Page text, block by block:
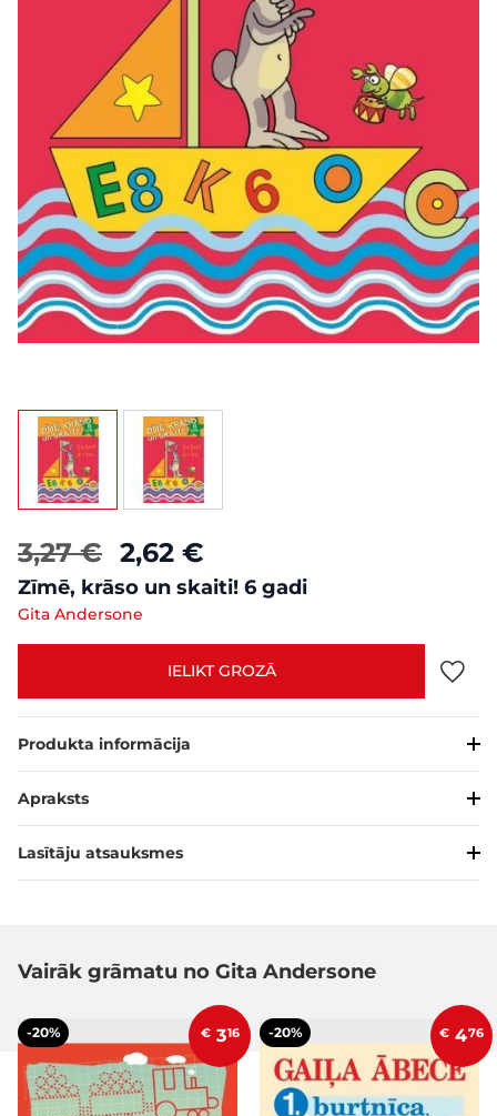
View larger imageView larger image
3,27 € 2,62 €
Zīmē, krāso un skaiti! 6 gadi
Gita Andersone
IELIKT GROZĀ
Produkta informācija
Apraksts
Lasītāju atsauksmes
Vairāk grāmatu no Gita Andersone
-20% € 316 -20% € 476